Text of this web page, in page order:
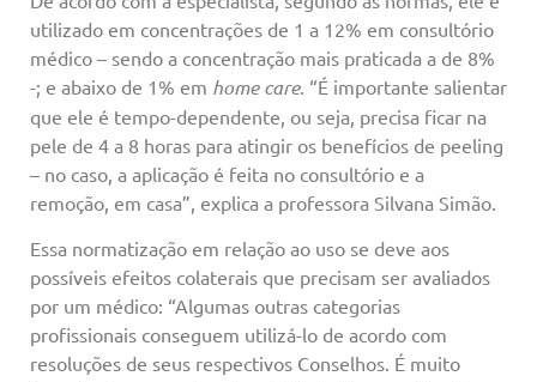
utilizado em concentrações de 1 a 12% em consultório
médico – sendo a concentração mais praticada a de 8%
-; e abaixo de 1% em home care. “É importante salientar
que ele é tempo-dependente, ou seja, precisa ficar na
pele de 4 a 8 horas para atingir os benefícios de peeling
– no caso, a aplicação é feita no consultório e a
remoção, em casa”, explica a professora Silvana Simão.
Essa normatização em relação ao uso se deve aos
possíveis efeitos colaterais que precisam ser avaliados
por um médico: “Algumas outras categorias
profissionais conseguem utilizá-lo de acordo com
resoluções de seus respectivos Conselhos. É muito